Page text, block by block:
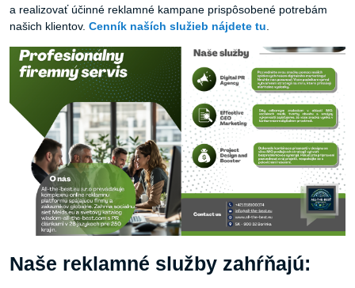
a realizovať účinné reklamné kampane prispôsobené potrebám
našich klientov. Cenník naších služieb nájdete tu
Naše reklamné služby zahŕňajú: